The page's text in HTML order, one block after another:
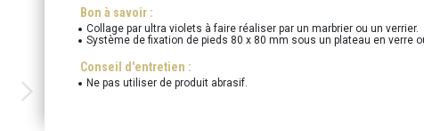
Bon à savoir :
Collage par ultra violets à faire réaliser par un marbrier ou un verrier.
Système de fixation de pieds 80 x 80 mm sous un plateau en verre
Conseil d'entretien :
Ne pas utiliser de produit abrasif.